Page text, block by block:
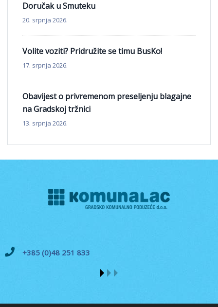
Doručak u Smuteku
20. srpnja 2026.
Volite voziti? Pridružite se timu BusKo!
17. srpnja 2026.
Obavijest o privremenom preseljenju blagajne
na Gradskoj tržnici
13. srpnja 2026.
+385 (0)48 251 833